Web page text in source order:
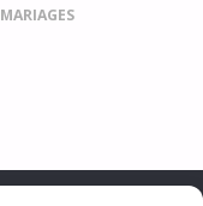
MARIAGES